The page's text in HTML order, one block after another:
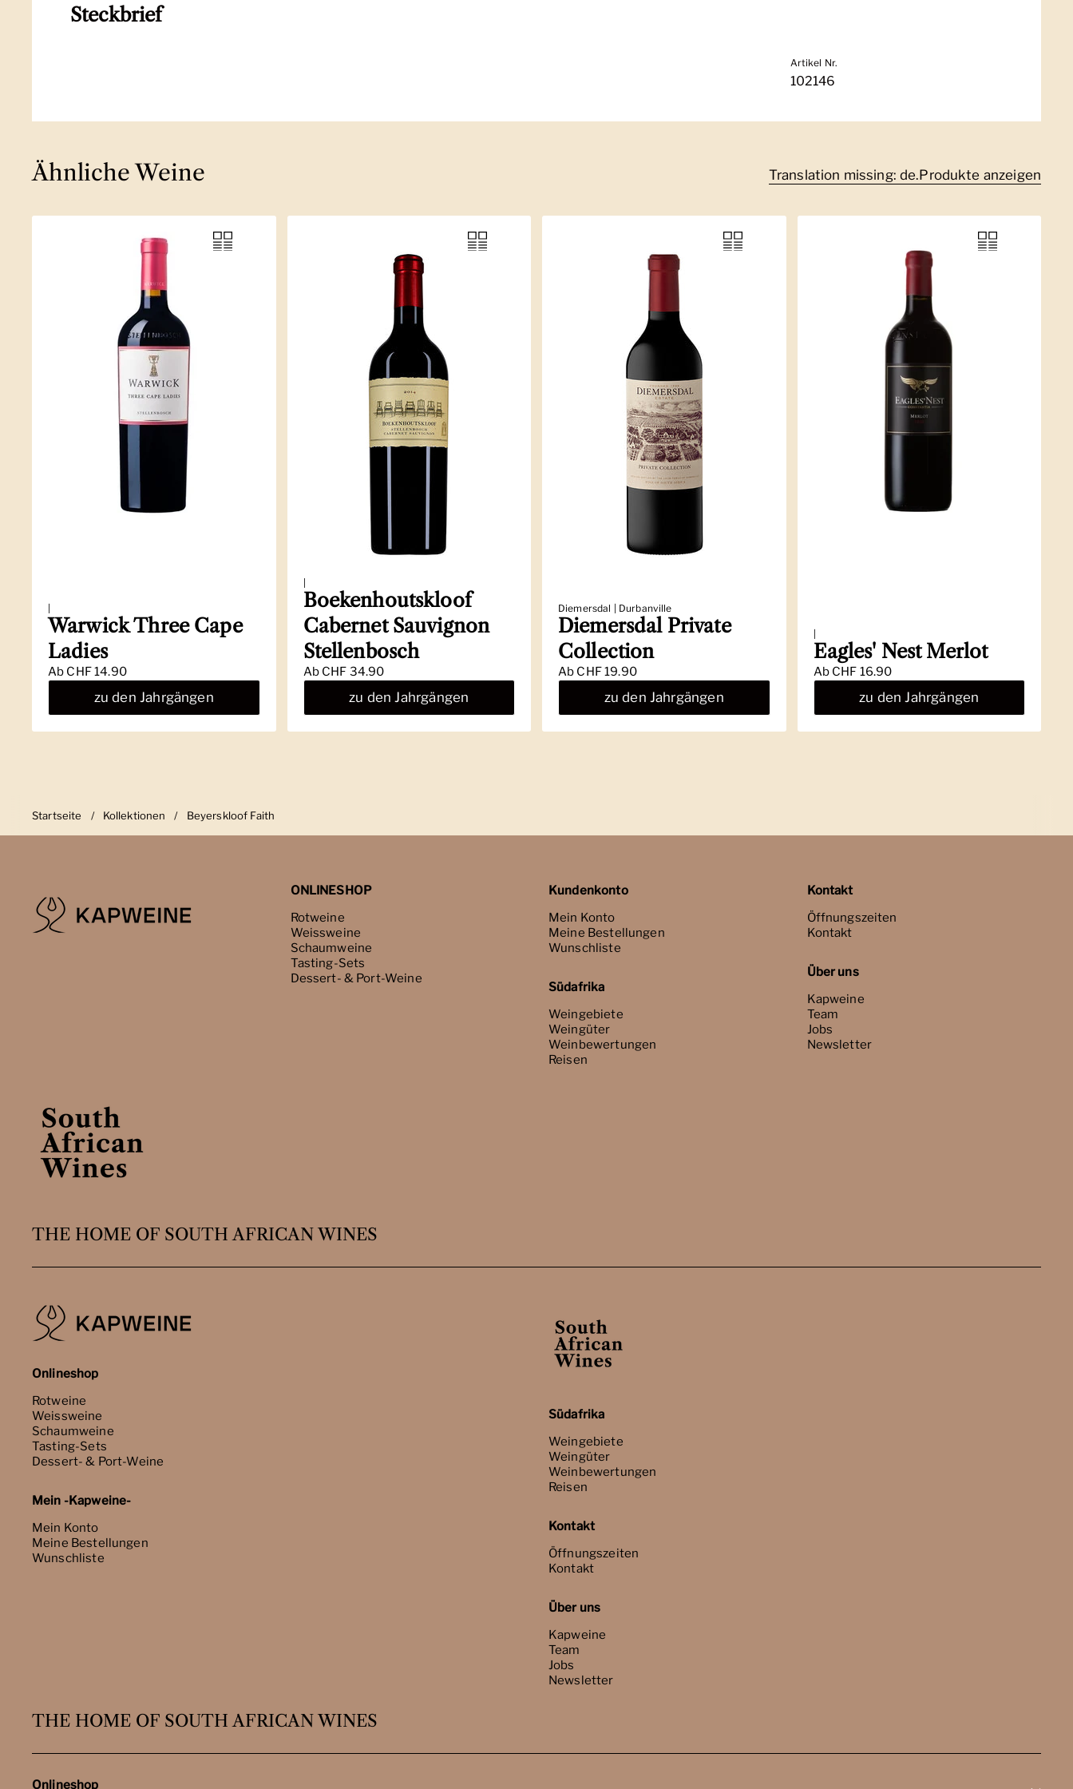
Steckbrief
Artikel Nr.
102146
Ähnliche Weine Translation missing: de.Produkte anzeigen
Warwick Three Cape
Ladies
Ab CHF 14.90
zu den Jahrgängen
Boekenhoutskloof
Cabernet Sauvignon
Stellenbosch
Ab CHF 34.90
zu den Jahrgängen
Diemersdal | Durbanville
Diemersdal Private
Collection
Ab CHF 19.90
zu den Jahrgängen
Eagles' Nest Merlot
Ab CHF 16.90
zu den Jahrgängen
Startseite / Kollektionen / Beyerskloof Faith
ONLINESHOP
Rotweine
Weissweine
Schaumweine
Tasting-Sets
Dessert- & Port-Weine
Kundenkonto
Mein Konto
Meine Bestellungen
Wunschliste
Südafrika
Weingebiete
Weingüter
Weinbewertungen
Reisen
Kontakt
Öffnungszeiten
Kontakt
Über uns
Kapweine
Team
Jobs
Newsletter
THE HOME OF SOUTH AFRICAN WINES
Onlineshop
Rotweine
Weissweine
Schaumweine
Tasting-Sets
Dessert- & Port-Weine
Mein -Kapweine-
Mein Konto
Meine Bestellungen
Wunschliste
Südafrika
Weingebiete
Weingüter
Weinbewertungen
Reisen
Kontakt
Öffnungszeiten
Kontakt
Über uns
Kapweine
Team
Jobs
Newsletter
THE HOME OF SOUTH AFRICAN WINES
Onlineshop